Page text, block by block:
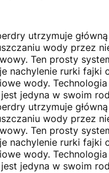
utrzymuje
wody przez
Ten prosty
nachylenie rurki fajki
wody. Technologia
jest jedyna w swoim
utrzymuje
wody przez
Ten prosty
nachylenie rurki fajki
wody. Technologia
jest jedyna w swoim